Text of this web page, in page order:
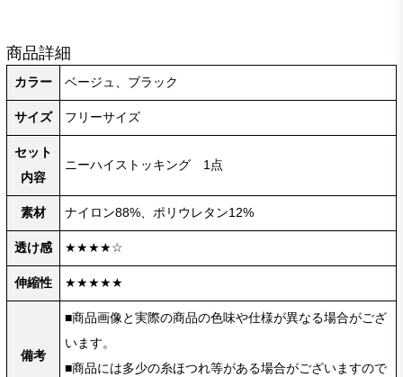
商品詳細
カラー ベージュ、ブラック
サイズ フリーサイズ
セット
内容
ニーハイストッキング 1点
素材 ナイロン88%、ポリウレタン12%
透け感 ★★★★☆
伸縮性 ★★★★★
備考
■商品画像と実際の商品の色味や仕様が異なる場合がござ
います。
■商品には多少の糸ほつれ等がある場合がございますので